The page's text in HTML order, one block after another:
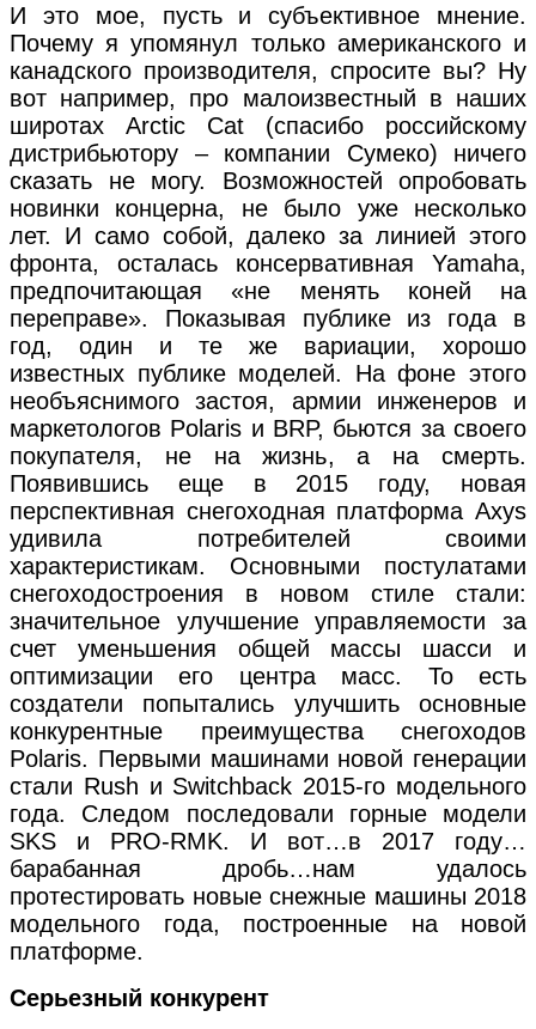
И это мое, пусть и субъективное мнение.
Почему я упомянул только американского и
канадского производителя, спросите вы? Ну
вот например, про малоизвестный в наших
широтах Arctic Cat (спасибо российскому
дистрибьютору – компании Сумеко) ничего
сказать не могу. Возможностей опробовать
новинки концерна, не было уже несколько
лет. И само собой, далеко за линией этого
фронта, осталась консервативная Yamaha,
предпочитающая «не менять коней на
переправе». Показывая публике из года в
год, один и те же вариации, хорошо
известных публике моделей. На фоне этого
необъяснимого застоя, армии инженеров и
маркетологов Polaris и BRP, бьются за своего
покупателя, не на жизнь, а на смерть.
Появившись еще в 2015 году, новая
перспективная снегоходная платформа Axys
удивила потребителей своими
характеристикам. Основными постулатами
снегоходостроения в новом стиле стали:
значительное улучшение управляемости за
счет уменьшения общей массы шасси и
оптимизации его центра масс. То есть
создатели попытались улучшить основные
конкурентные преимущества снегоходов
Polaris. Первыми машинами новой генерации
стали Rush и Switchback 2015-го модельного
года. Следом последовали горные модели
SKS и PRO-RMK. И вот…в 2017 году…
барабанная дробь…нам удалось
протестировать новые снежные машины 2018
модельного года, построенные на новой
платформе.
Серьезный конкурент